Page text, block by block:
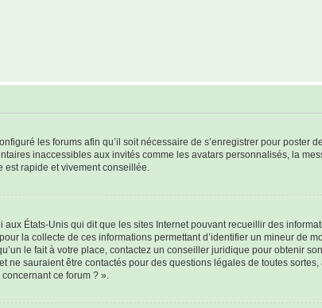
les forums afin qu’il soit nécessaire de s’enregistrer pour poster
inaccessibles aux invités comme les avatars personnalisés, la
est rapide et vivement conseillée.
États-Unis qui dit que les sites Internet pouvant recueillir des
la collecte de ces informations permettant d’identifier un mineur de
le fait à votre place, contactez un conseiller juridique pour obtenir
sauraient être contactés pour des questions légales de toutes
ce forum ? ».